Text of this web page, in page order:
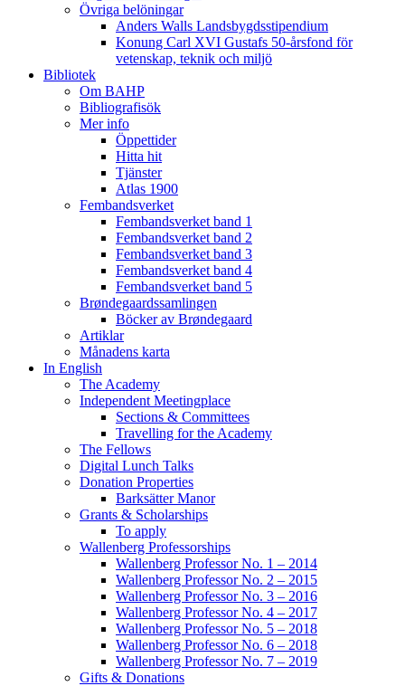
Övriga belöningar
Anders Walls Landsbygdsstipendium
Konung Carl XVI Gustafs 50-årsfond för
vetenskap, teknik och miljö
Bibliotek
Om BAHP
Bibliografisök
Mer info
Öppettider
Hitta hit
Tjänster
Atlas 1900
Fembandsverket
Fembandsverket band 1
Fembandsverket band 2
Fembandsverket band 3
Fembandsverket band 4
Fembandsverket band 5
Brøndegaardssamlingen
Böcker av Brøndegaard
Artiklar
Månadens karta
In English
The Academy
Independent Meetingplace
Sections & Committees
Travelling for the Academy
The Fellows
Digital Lunch Talks
Donation Properties
Barksätter Manor
Grants & Scholarships
To apply
Wallenberg Professorships
Wallenberg Professor No. 1 – 2014
Wallenberg Professor No. 2 – 2015
Wallenberg Professor No. 3 – 2016
Wallenberg Professor No. 4 – 2017
Wallenberg Professor No. 5 – 2018
Wallenberg Professor No. 6 – 2018
Wallenberg Professor No. 7 – 2019
Gifts & Donations